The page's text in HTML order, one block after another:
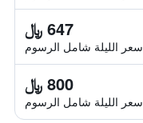
647 ﷼
سعر الليلة شامل الرسوم
800 ﷼
سعر الليلة شامل الرسوم